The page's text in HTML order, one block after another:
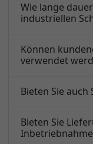
Wie lange
industriellen
Können
verwendet
Bieten Sie auch
Bieten Sie